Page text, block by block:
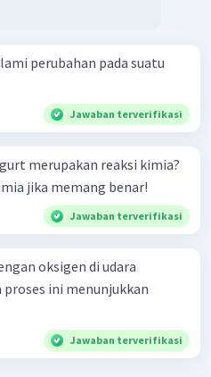
perubahan pada suatu
Jawaban terverifikasi
merupakan reaksi kimia?
jika memang benar!
Jawaban terverifikasi
oksigen di udara
ini menunjukkan
Jawaban terverifikasi